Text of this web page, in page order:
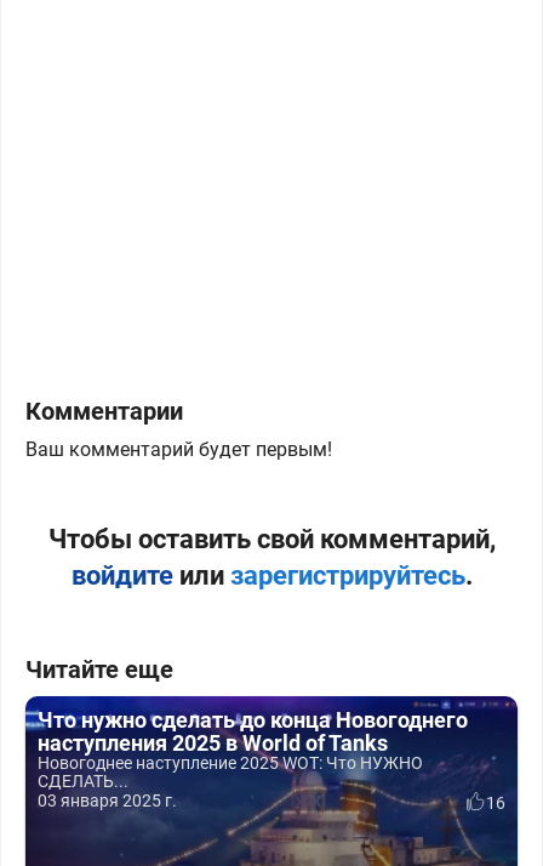
Комментарии
Ваш комментарий будет первым!
Чтобы оставить свой комментарий,
войдитеили зарегистрируйтесь.
Читайте еще
Что нужно сделать до конца Новогоднего
наступления 2025 в World of Tanks
Новогоднее наступление 2025 WOT: Что НУЖНО
СДЕЛАТЬ...
03 января 2025 г.
16